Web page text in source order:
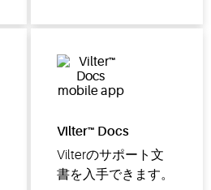
Vilter™ Docs
Vilterのサポート文
書を入手できます。